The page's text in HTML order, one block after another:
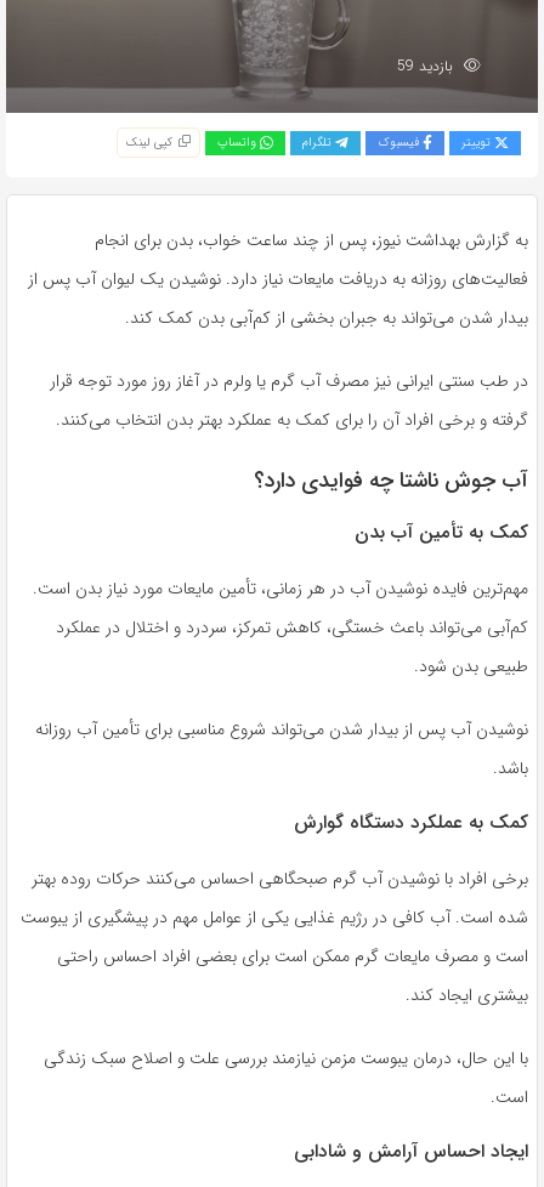
بازدید 59
توییتر فیسبوک تلگرام واتساپ کپی لینک
به گزارش بهداشت نیوز، پس از چند ساعت خواب، بدن برای انجام
فعالیت‌های روزانه به دریافت مایعات نیاز دارد. نوشیدن یک لیوان آب پس از
بیدار شدن می‌تواند به جبران بخشی از کم‌آبی بدن کمک کند.
در طب سنتی ایرانی نیز مصرف آب گرم یا ولرم در آغاز روز مورد توجه قرار
گرفته و برخی افراد آن را برای کمک به عملکرد بهتر بدن انتخاب می‌کنند.
آب جوش ناشتا چه فوایدی دارد؟
کمک به تأمین آب بدن
مهم‌ترین فایده نوشیدن آب در هر زمانی، تأمین مایعات مورد نیاز بدن است.
کم‌آبی می‌تواند باعث خستگی، کاهش تمرکز، سردرد و اختلال در عملکرد
طبیعی بدن شود.
نوشیدن آب پس از بیدار شدن می‌تواند شروع مناسبی برای تأمین آب روزانه
باشد.
کمک به عملکرد دستگاه گوارش
برخی افراد با نوشیدن آب گرم صبحگاهی احساس می‌کنند حرکات روده بهتر
شده است. آب کافی در رژیم غذایی یکی از عوامل مهم در پیشگیری از یبوست
است و مصرف مایعات گرم ممکن است برای بعضی افراد احساس راحتی
بیشتری ایجاد کند.
با این حال، درمان یبوست مزمن نیازمند بررسی علت و اصلاح سبک زندگی
است.
ایجاد احساس آرامش و شادابی